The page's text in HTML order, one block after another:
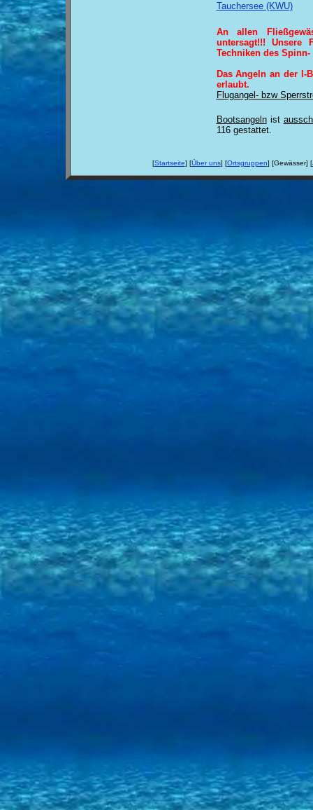
Tauchersee (KWU)
An allen
untersagt!!! Unsere
Techniken des
Das Angeln an der I-
erlaubt.
Flugangel- bzw
Bootsangelnist
116 gestattet.
[Startseite] [Über uns] [Ortsgruppen] [Gewässer] [